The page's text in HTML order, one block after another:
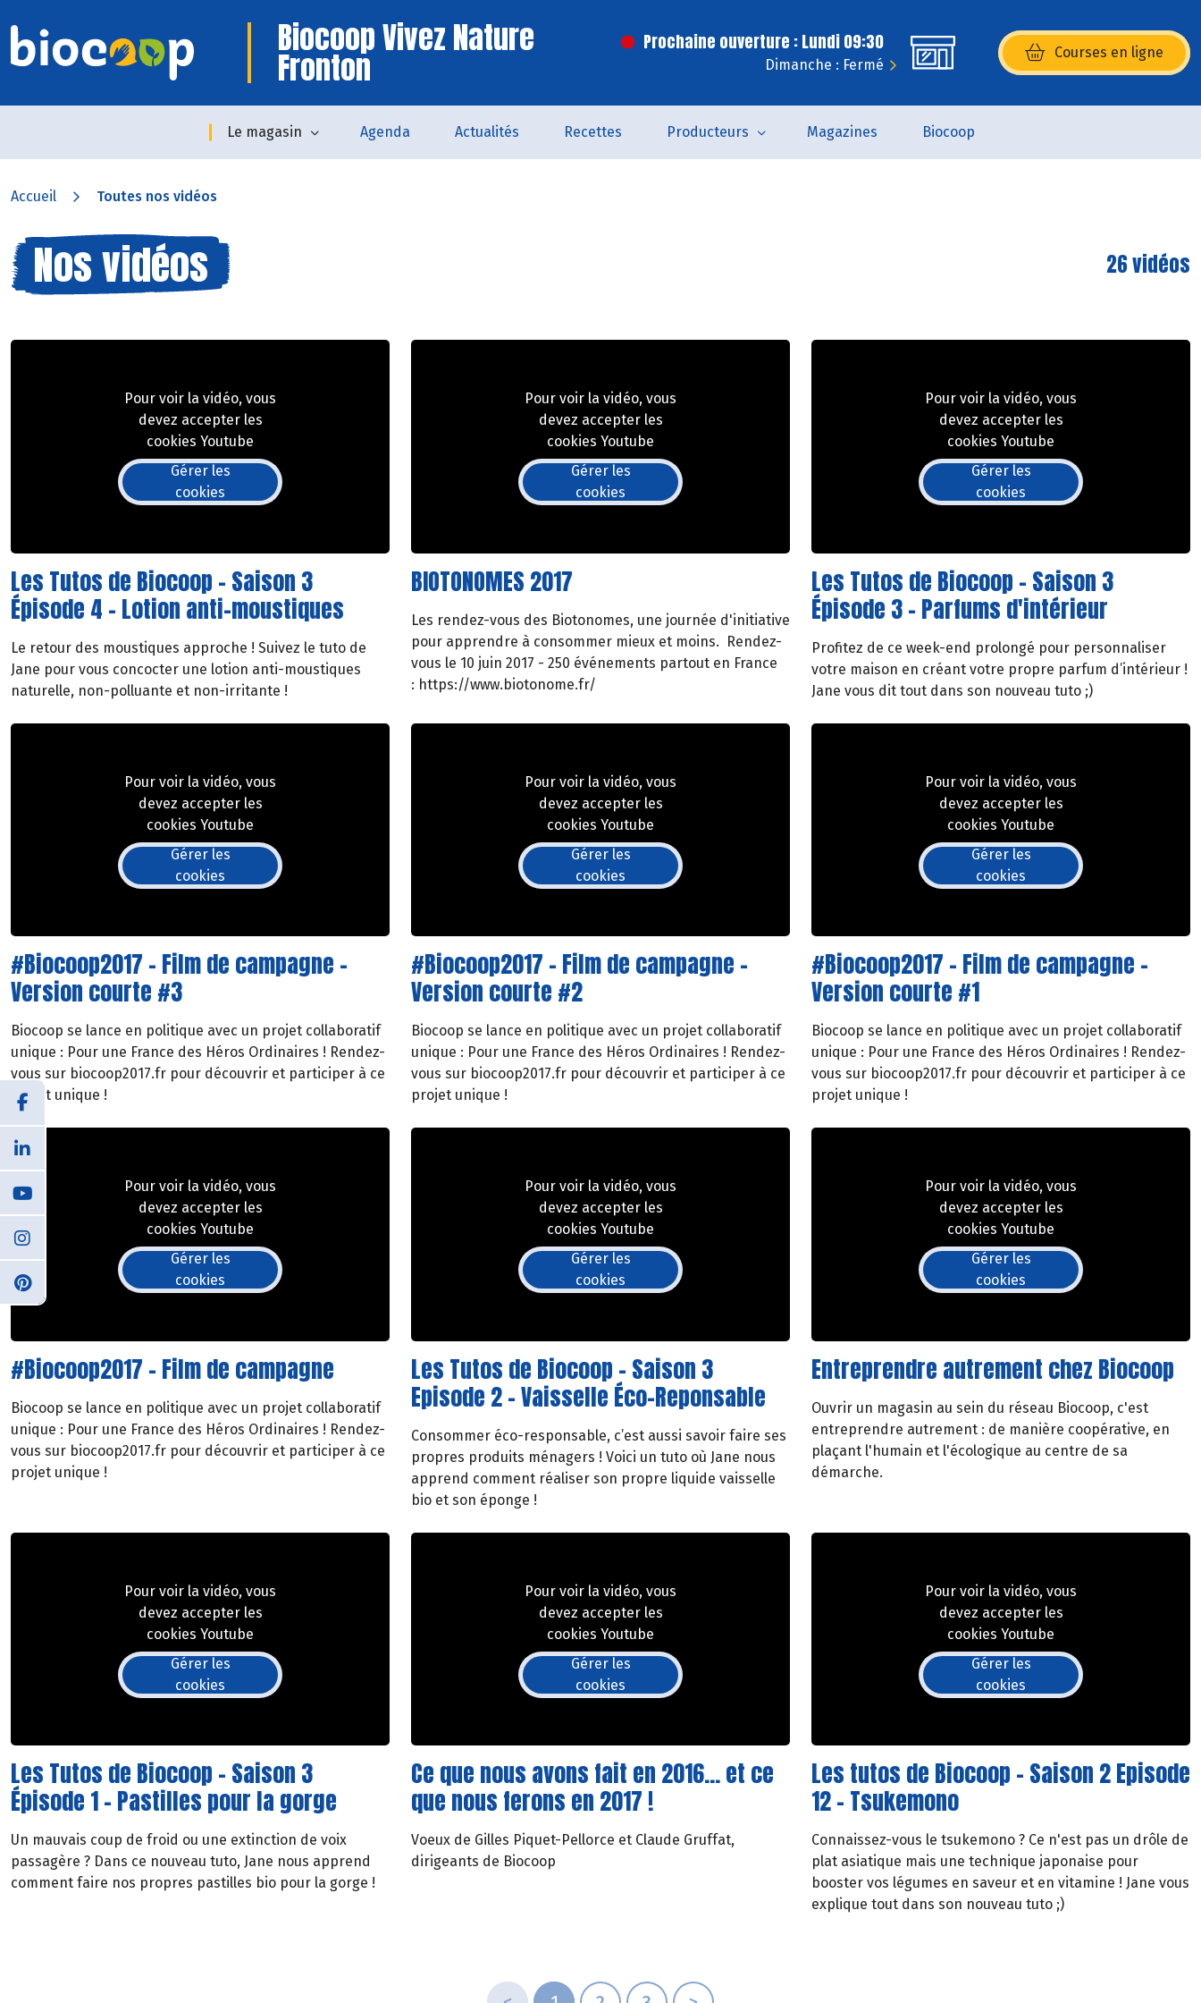
Biocoop Vivez Nature
Fronton
Prochaine ouverture : Lundi 09:30
Dimanche : Fermé
Courses en ligne
(s’ouvre dans une nouvelle
Le magasin Agenda Actualités Recettes Producteurs Magazines Biocoop
Accueil Toutes nos vidéos
Nos vidéos 26 vidéos
Pour voir la vidéo, vous
devez accepter les
cookies Youtube
Gérer les
cookies
Les Tutos de Biocoop - Saison 3
Épisode 4 - Lotion anti-moustiques
Le retour des moustiques approche ! Suivez le tuto de
Jane pour vous concocter une lotion anti-moustiques
naturelle, non-polluante et non-irritante !
Pour voir la vidéo, vous
devez accepter les
cookies Youtube
Gérer les
cookies
BIOTONOMES 2017
Les rendez-vous des Biotonomes, une journée d'initiative
pour apprendre à consommer mieux et moins. Rendez-
vous le 10 juin 2017 - 250 événements partout en France
: https://www.biotonome.fr/
Pour voir la vidéo, vous
devez accepter les
cookies Youtube
Gérer les
cookies
Les Tutos de Biocoop - Saison 3
Épisode 3 - Parfums d'intérieur
Profitez de ce week-end prolongé pour personnaliser
votre maison en créant votre propre parfum d’intérieur !
Jane vous dit tout dans son nouveau tuto ;)
Pour voir la vidéo, vous
devez accepter les
cookies Youtube
Gérer les
cookies
#Biocoop2017 - Film de campagne -
Version courte #3
Biocoop se lance en politique avec un projet collaboratif
unique : Pour une France des Héros Ordinaires ! Rendez-
vous sur biocoop2017.fr pour découvrir et participer à ce
projet unique !
Pour voir la vidéo, vous
devez accepter les
cookies Youtube
Gérer les
cookies
#Biocoop2017 - Film de campagne -
Version courte #2
Biocoop se lance en politique avec un projet collaboratif
unique : Pour une France des Héros Ordinaires ! Rendez-
vous sur biocoop2017.fr pour découvrir et participer à ce
projet unique !
Pour voir la vidéo, vous
devez accepter les
cookies Youtube
Gérer les
cookies
#Biocoop2017 - Film de campagne -
Version courte #1
Biocoop se lance en politique avec un projet collaboratif
unique : Pour une France des Héros Ordinaires ! Rendez-
vous sur biocoop2017.fr pour découvrir et participer à ce
projet unique !
Pour voir la vidéo, vous
devez accepter les
cookies Youtube
Gérer les
cookies
#Biocoop2017 - Film de campagne
Biocoop se lance en politique avec un projet collaboratif
unique : Pour une France des Héros Ordinaires ! Rendez-
vous sur biocoop2017.fr pour découvrir et participer à ce
projet unique !
Pour voir la vidéo, vous
devez accepter les
cookies Youtube
Gérer les
cookies
Les Tutos de Biocoop - Saison 3
Episode 2 - Vaisselle Éco-Reponsable
Consommer éco-responsable, c’est aussi savoir faire ses
propres produits ménagers ! Voici un tuto où Jane nous
apprend comment réaliser son propre liquide vaisselle
bio et son éponge !
Pour voir la vidéo, vous
devez accepter les
cookies Youtube
Gérer les
cookies
Entreprendre autrement chez Biocoop
Ouvrir un magasin au sein du réseau Biocoop, c'est
entreprendre autrement : de manière coopérative, en
plaçant l'humain et l'écologique au centre de sa
démarche.
Pour voir la vidéo, vous
devez accepter les
cookies Youtube
Gérer les
cookies
Les Tutos de Biocoop - Saison 3
Épisode 1 - Pastilles pour la gorge
Un mauvais coup de froid ou une extinction de voix
passagère ? Dans ce nouveau tuto, Jane nous apprend
comment faire nos propres pastilles bio pour la gorge !
Pour voir la vidéo, vous
devez accepter les
cookies Youtube
Gérer les
cookies
Ce que nous avons fait en 2016... et ce
que nous ferons en 2017 !
Voeux de Gilles Piquet-Pellorce et Claude Gruffat,
dirigeants de Biocoop
Pour voir la vidéo, vous
devez accepter les
cookies Youtube
Gérer les
cookies
Les tutos de Biocoop - Saison 2 Episode
12 - Tsukemono
Connaissez-vous le tsukemono ? Ce n'est pas un drôle de
plat asiatique mais une technique japonaise pour
booster vos légumes en saveur et en vitamine ! Jane vous
explique tout dans son nouveau tuto ;)